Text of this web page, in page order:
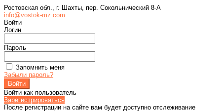
Ростовская обл., г. Шахты, пер. Сокольнический 8-А
info@vostok-mz.com
Войти
Логин
Пароль
Запомнить меня
Забыли пароль?
Войти как пользователь
Зарегистрироваться
После регистрации на сайте вам будет доступно отслеживание